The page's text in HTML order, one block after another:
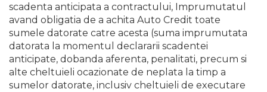
scadenta anticipata a contractului, Imprumutatul
avand obligatia de a achita Auto Credit toate
sumele datorate catre acesta (suma imprumutata
datorata la momentul declararii scadentei
anticipate, dobanda aferenta, penalitati, precum si
alte cheltuieli ocazionate de neplata la timp a
sumelor datorate, inclusiv cheltuieli de executare